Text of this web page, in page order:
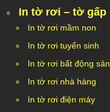
In tờ rơi – tờ gấp
In tờ rơi mầm non
In tờ rơi tuyển sinh
In tờ rơi bất động sản
In tờ rơi nhà hàng
In tờ rơi điện máy